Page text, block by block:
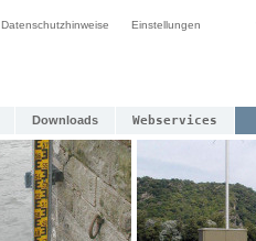
Datenschutzhinweise Einstellungen
Downloads Webservices